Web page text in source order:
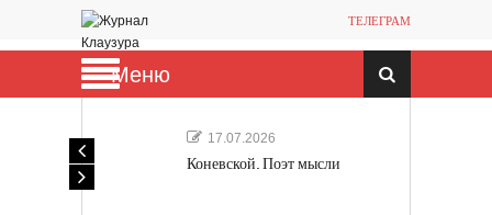
ТЕЛЕГРАМ
Меню
17.07.2026
Коневской. Поэт мысли